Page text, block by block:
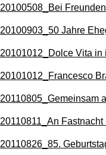
20100508_Bei
20100903_50 Jahre
20101012_Dolce Vita
20101012_Francesco
20110805_Gemeinsam
20110811_An
20110826_85.